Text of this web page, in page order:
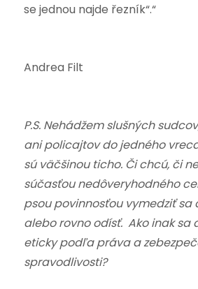
se jednou najde řezník“.“
Andrea Filt
P.S. Nehádžem slušných
ani policajtov do jedného
sú väčšinou ticho. Či chcú, či
súčasťou nedôveryhodného
psou povinnosťou vymedziť sa
alebo rovno odísť. Ako inak sa
eticky podľa práva a
spravodlivosti?